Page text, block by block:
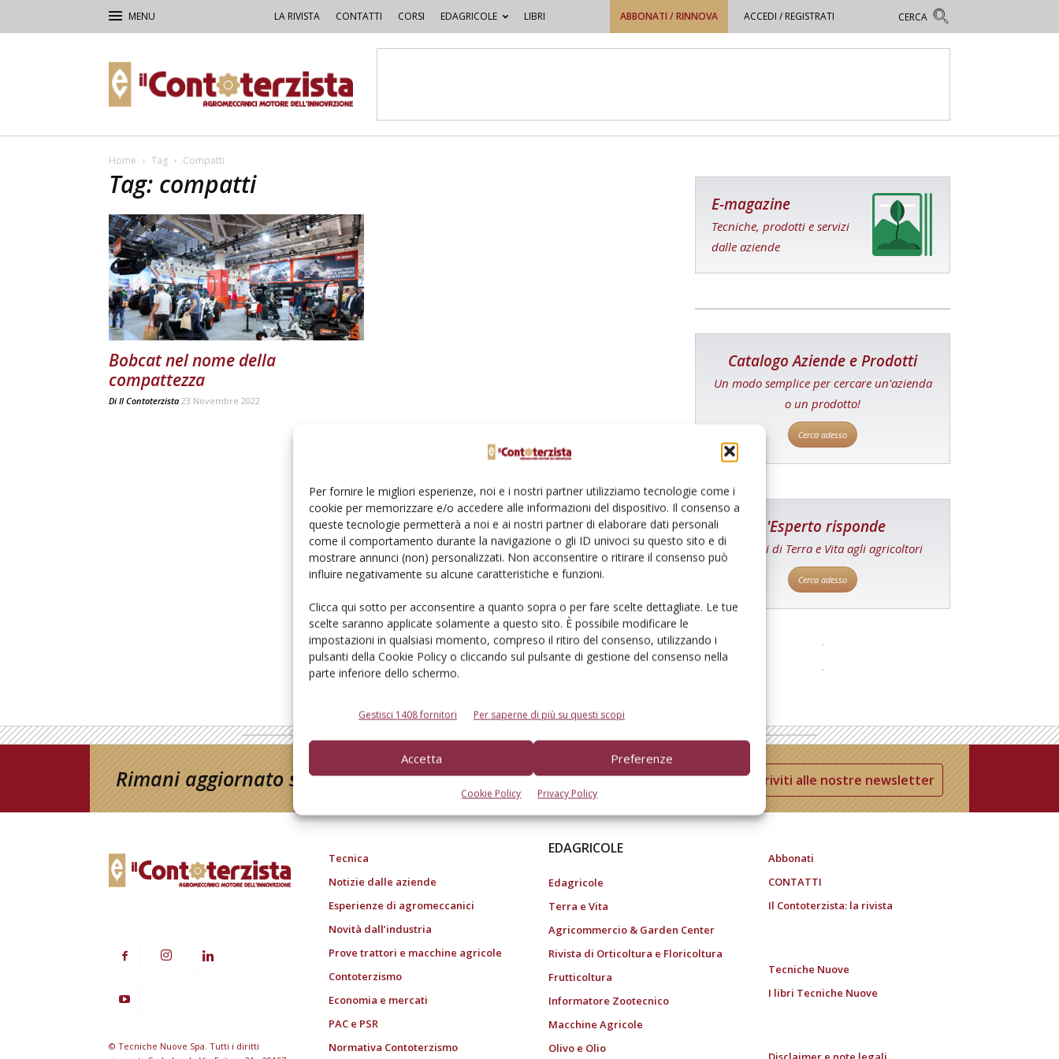
Per fornire le migliori esperienze, noi e i nostri partner utilizziamo tecnologie come i
cookie per memorizzare e/o accedere alle informazioni del dispositivo. Il consenso a
queste tecnologie permetterà a noi e ai nostri partner di elaborare dati personali
come il comportamento durante la navigazione o gli ID univoci su questo sito e di
mostrare annunci (non) personalizzati. Non acconsentire o ritirare il consenso può
influire negativamente su alcune caratteristiche e funzioni.
Clicca qui sotto per acconsentire a quanto sopra o per fare scelte dettagliate. Le tue
scelte saranno applicate solamente a questo sito. È possibile modificare le
impostazioni in qualsiasi momento, compreso il ritiro del consenso, utilizzando i
pulsanti della Cookie Policy o cliccando sul pulsante di gestione del consenso nella
parte inferiore dello schermo.
Gestisci 1408 fornitori Per saperne di più su questi scopi
Accetta Preferenze
Cookie Policy Privacy Policy
LA RIVISTA CONTATTI CORSI EDAGRICOLE LIBRI ABBONATI / RINNOVA ACCEDI / REGISTRATI
Contoterzista
Home Tag Compatti
Tag: compatti
Bobcat nel nome della
compattezza
Di Il Contoterzista 23 Novembre 2022
E-magazine
Tecniche, prodotti e servizi
dalle aziende
Catalogo Aziende e Prodotti
Un modo semplice per cercare un'azienda
o un prodotto!
Cerca adesso
L'Esperto risponde
I consigli di Terra e Vita agli agricoltori
Cerca adesso
Rimani aggiornato sul mondo dell’agricoltura Iscriviti alle nostre newsletter
© Tecniche Nuove Spa. Tutti i diritti
Tecnica
Notizie dalle aziende
Esperienze di agromeccanici
Novità dall’industria
Prove trattori e macchine agricole
Contoterzismo
Economia e mercati
PAC e PSR
Normativa Contoterzismo
EDAGRICOLE
Edagricole
Terra e Vita
Agricommercio & Garden Center
Rivista di Orticoltura e Floricoltura
Frutticoltura
Informatore Zootecnico
Macchine Agricole
Olivo e Olio
Abbonati
CONTATTI
Il Contoterzista: la rivista
Tecniche Nuove
I libri Tecniche Nuove